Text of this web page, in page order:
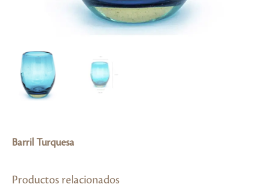
Barril Turquesa
Productos relacionados